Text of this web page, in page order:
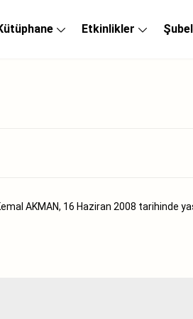
Etkinlikler
AKMAN, 16 Haziran 2008 tarihinde